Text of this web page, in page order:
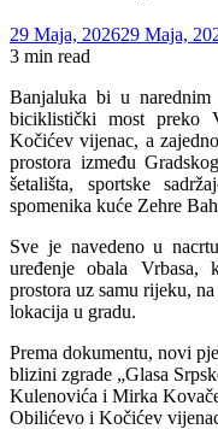
29 Maja, 202629 Maja,
3 min read
Banjaluka bi u
biciklistički most preko
Kočićev vijenac, a
prostora između
šetališta, sportske
spomenika kuće Zehre
Sve je navedeno u
uređenje obala Vrbasa,
prostora uz samu rijeku,
lokacija u gradu.
Prema dokumentu, novi
blizini zgrade „Glasa
Kulenovića i Mirka
Obilićevo i Kočićev